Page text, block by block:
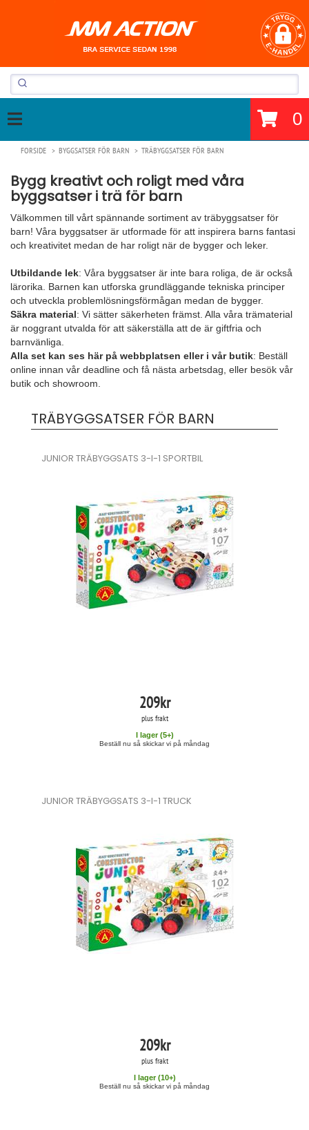
0
FORSIDE BYGGSATSER FÖR BARN TRÄBYGGSATSER FÖR BARN
Bygg kreativt och roligt med våra
byggsatser i trä för barn
Välkommen till vårt spännande sortiment av träbyggsatser för
barn! Våra byggsatser är utformade för att inspirera barns fantasi
och kreativitet medan de har roligt när de bygger och leker.
Utbildande lek: Våra byggsatser är inte bara roliga, de är också
lärorika. Barnen kan utforska grundläggande tekniska principer
och utveckla problemlösningsförmågan medan de bygger.
Säkra material: Vi sätter säkerheten främst. Alla våra trämaterial
är noggrant utvalda för att säkerställa att de är giftfria och
barnvänliga.
Alla set kan ses här på webbplatsen eller i vår butik: Beställ
online innan vår deadline och få nästa arbetsdag, eller besök vår
butik och showroom.
TRÄBYGGSATSER FÖR BARN
JUNIOR TRÄBYGGSATS 3-I-1 SPORTBIL
209kr
plus frakt
I lager (5+)
Beställ nu så skickar vi på måndag
JUNIOR TRÄBYGGSATS 3-I-1 TRUCK
209kr
plus frakt
I lager (10+)
Beställ nu så skickar vi på måndag